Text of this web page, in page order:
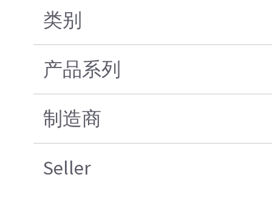
类别
产品系列
制造商
Seller